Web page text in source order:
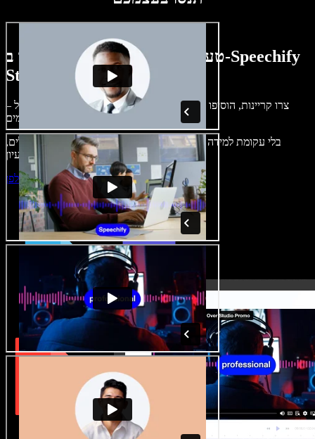
טעימה קטנה ממה שתוכלו ליצור ב-Speechify
Studio.
צרו קריינות, הוסיפו תמונות ללא זכויות, אודיו, סרטונים ושיבוט קול –
בלי עקומת למידה – הכול זמין בדפדפן. יוצרי תוכן כבר לא מוגבלים,
התחילו ליצור באולפן